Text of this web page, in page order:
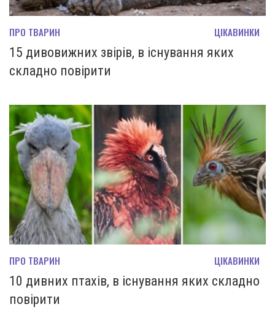
ПРО ТВАРИН ЦІКАВИНКИ
15 дивовижних звірів, в існування яких
складно повірити
ПРО ТВАРИН ЦІКАВИНКИ
10 дивних птахів, в існування яких складно
повірити